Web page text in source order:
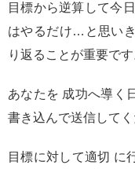
目標から逆算して今
はやるだけ…と思い
り返ることが重要です
あなたを 成功へ導く
書き込んで送信してく
目標に対して適切 に